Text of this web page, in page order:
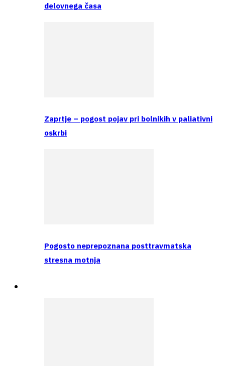
delovnega časa
Zaprtje – pogost pojav pri bolnikih v paliativni
oskrbi
Pogosto neprepoznana posttravmatska
stresna motnja